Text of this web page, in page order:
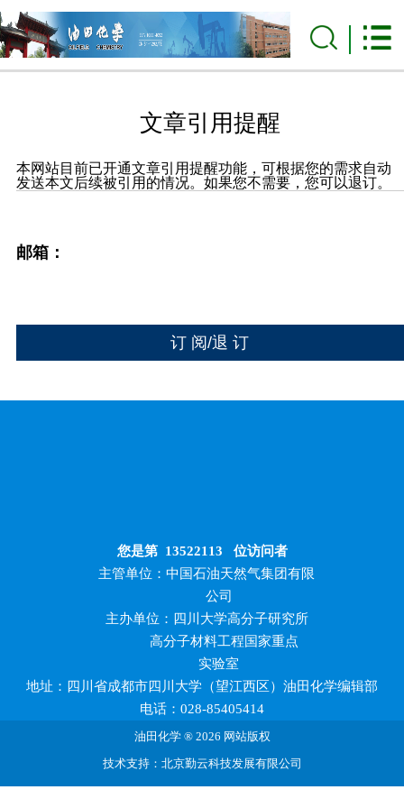
文章引用提醒
本网站目前已开通文章引用提醒功能，可根据您的需求自动
发送本文后续被引用的情况。如果您不需要，您可以退订。
邮箱：
您是第 13522113 位访问者
主管单位：中国石油天然气集团有限
公司
主办单位：四川大学高分子研究所
高分子材料工程国家重点
实验室
地址：四川省成都市四川大学（望江西区）油田化学编辑部
电话：028-85405414
油田化学 ® 2026 网站版权
技术支持：北京勤云科技发展有限公司